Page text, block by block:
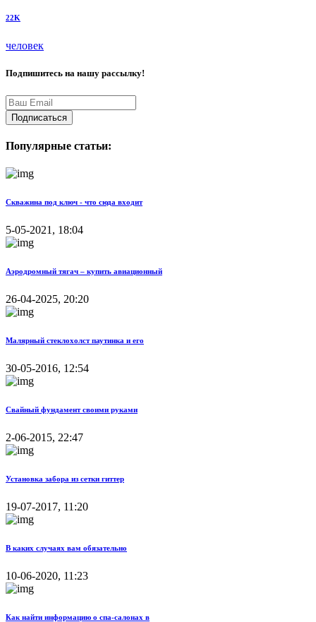
22K
человек
Подпишитесь на нашу рассылку!
Подписаться
Популярные статьи:
Скважина под ключ - что сюда входит
5-05-2021, 18:04
Аэродромный тягач – купить авиационный
26-04-2025, 20:20
Малярный стеклохолст паутинка и его
30-05-2016, 12:54
Свайный фундамент своими руками
2-06-2015, 22:47
Установка забора из сетки гиттер
19-07-2017, 11:20
В каких случаях вам обязательно
10-06-2020, 11:23
Как найти информацию о спа-салонах в